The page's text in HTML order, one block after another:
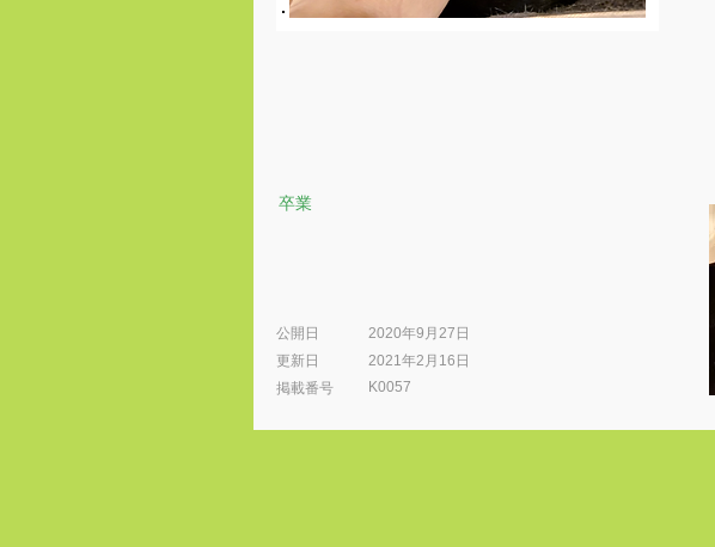
卒業
公開日
2020年9月27日
更新日
2021年2月16日
​掲載番号
K0057